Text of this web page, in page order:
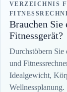
VERZEICHNIS
Brauchen Sie
Fitnessgerät?
Durchstöbern Sie
und
Idealgewicht,
Wellnessplanung.